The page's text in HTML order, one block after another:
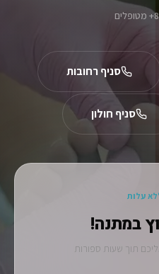
סניף רחובות
סניף חולון
עלות
במתנה!
תוך שעות ספורות